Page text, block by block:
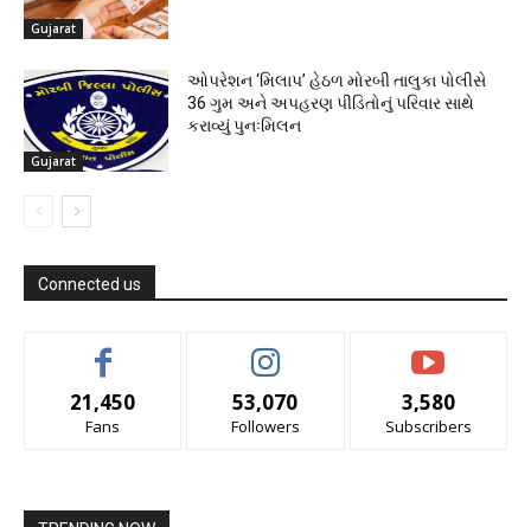
Gujarat
Gujarat
ઓપરેશન ‘મિલાપ’ હેઠળ મોરબી તાલુકા પોલીસે
36 ગુમ અને અપહરણ પીડિતોનું પરિવાર સાથે
કરાવ્યું પુનઃમિલન
Connected us
21,450
Fans
53,070
Followers
3,580
Subscribers